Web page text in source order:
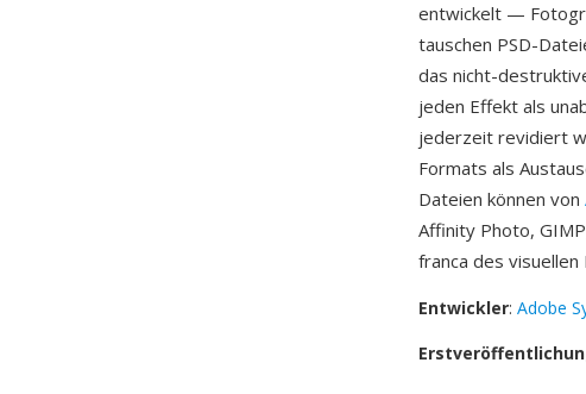
entwickelt —
tauschen PSD-
das nicht-
jeden Effekt als
jederzeit revidiert
Formats als
Dateien können von
Affinity Photo,
franca des visuellen
Entwickler: Adobe